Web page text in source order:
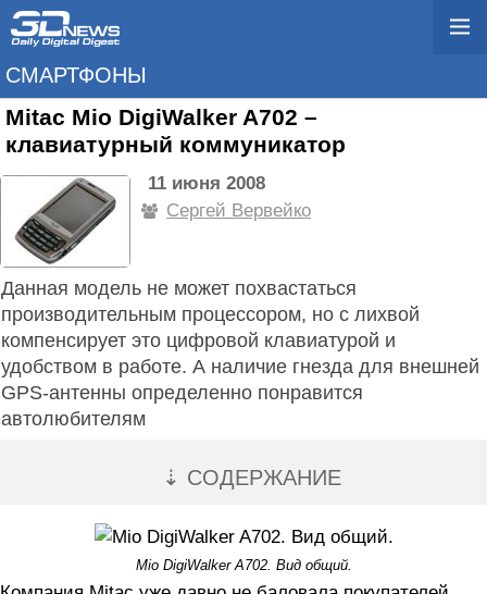
СМАРТФОНЫ
Mitac Mio DigiWalker A702 –
клавиатурный коммуникатор
11 июня 2008
Сергей Вервейко
Данная модель не может похвастаться
производительным процессором, но с лихвой
компенсирует это цифровой клавиатурой и
удобством в работе. А наличие гнезда для внешней
GPS-антенны определенно понравится
автолюбителям
⇣ СОДЕРЖАНИЕ
Mio DigiWalker A702. Вид общий.